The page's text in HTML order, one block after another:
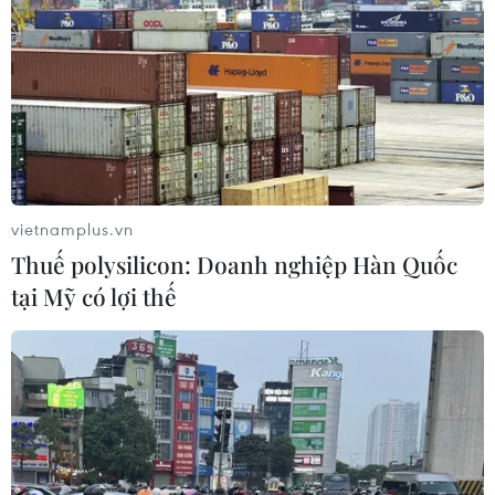
sau vụ sạt lở trên tuyến ĐT161 ở Lào
Cai
07/08/2026 02:37
Thời tiết ngày 7/8: Bắc Bộ và Bắc
Trung Bộ giảm mưa về đêm, cục bộ
có mưa to
06/08/2026 23:15
Kế hoạch hành động phòng, chống
bão, lũ, thiên tai cực đoan và biến đổi
khí hậu
06/08/2026 23:00
Mưa lớn gây ngập lụt, chia cắt nhiều
vietnamplus.vn
Thuế polysilicon: Doanh nghiệp Hàn Quốc
tại Mỹ có lợi thế